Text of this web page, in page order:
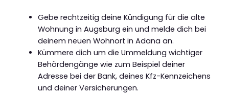
Gebe rechtzeitig deine Kündigung für die alte
Wohnung in Augsburg ein und melde dich bei
deinem neuen Wohnort in Adana an.
Kümmere dich um die Ummeldung wichtiger
Behördengänge wie zum Beispiel deiner
Adresse bei der Bank, deines Kfz-Kennzeichens
und deiner Versicherungen.